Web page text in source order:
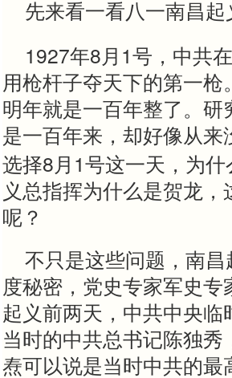
先来看一看八一南昌
1927年8 月 1号，中共
用枪杆子夺天下的第一
明年就是一百年整了。
是一百年来，却好像从
选择8 月 1号这一天，为
义总指挥为什么是贺龙
呢？
不只是这些问题，南
度秘密，党史专家军史
起义前两天，中共中央
当时的中共总书记陈独
焘可以说是当时中共的